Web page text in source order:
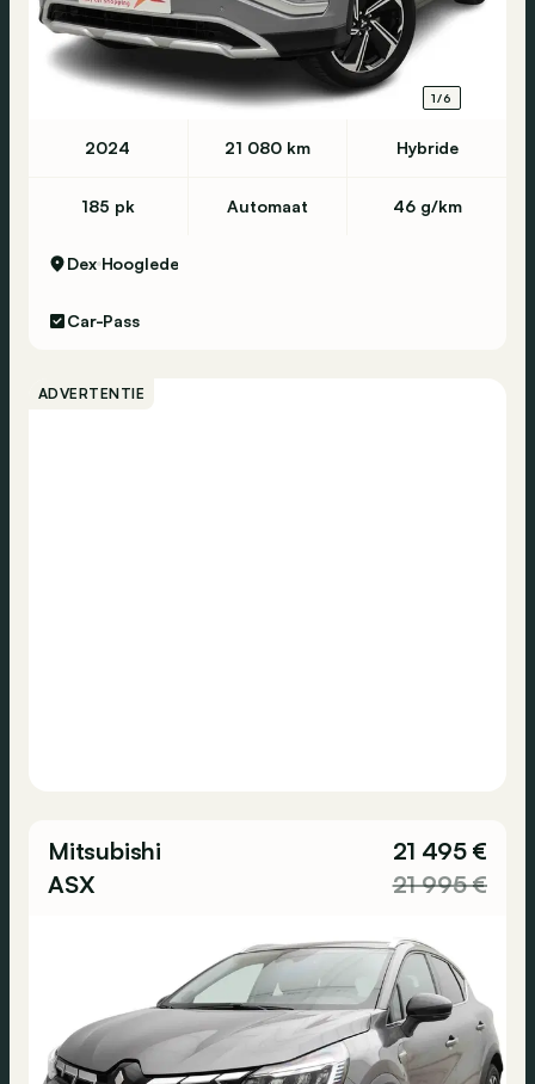
1/6
2024 21 080 km Hybride
185 pk Automaat 46 g/km
Dex Hooglede
Car-Pass
ADVERTENTIE
Mitsubishi
ASX
21 495 €
21 995 €